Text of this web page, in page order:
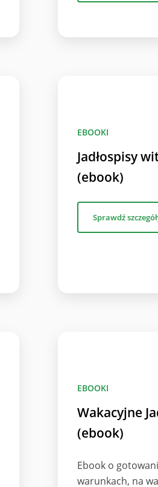
EBOOKI
Jadłospisy
(ebook)
Sprawdź
EBOOKI
Wakacyjne
(ebook)
Ebook o
warunkach, na